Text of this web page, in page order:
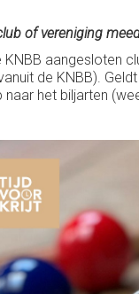
of vereniging
KNBB aangesloten
de KNBB).
naar het biljarten